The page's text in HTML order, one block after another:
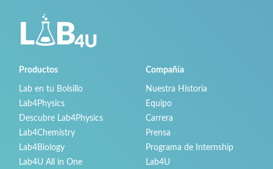
Productos
Lab en tu Bolsillo
Lab4Physics
Descubre Lab4Physics
Lab4Chemistry
Lab4Biology
Lab4U All in One
Compañía
Nuestra Historia
Equipo
Carrera
Prensa
Programa de Internship
Lab4U